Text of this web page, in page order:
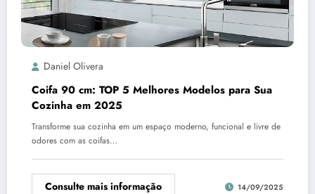
Daniel Olivera
Coifa 90 cm: TOP 5 Melhores Modelos para Sua
Cozinha em 2025
Transforme sua cozinha em um espaço moderno, funcional e livre de
odores com as coifas…
Consulte mais informação 14/09/2025